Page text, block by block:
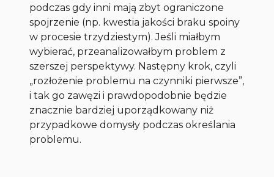
podczas gdy inni mają zbyt ograniczone
spojrzenie (np. kwestia jakości braku spoiny
w procesie trzydziestym). Jeśli miałbym
wybierać, przeanalizowałbym problem z
szerszej perspektywy. Następny krok, czyli
„rozłożenie problemu na czynniki pierwsze”,
i tak go zawęzi i prawdopodobnie będzie
znacznie bardziej uporządkowany niż
przypadkowe domysły podczas określania
problemu.